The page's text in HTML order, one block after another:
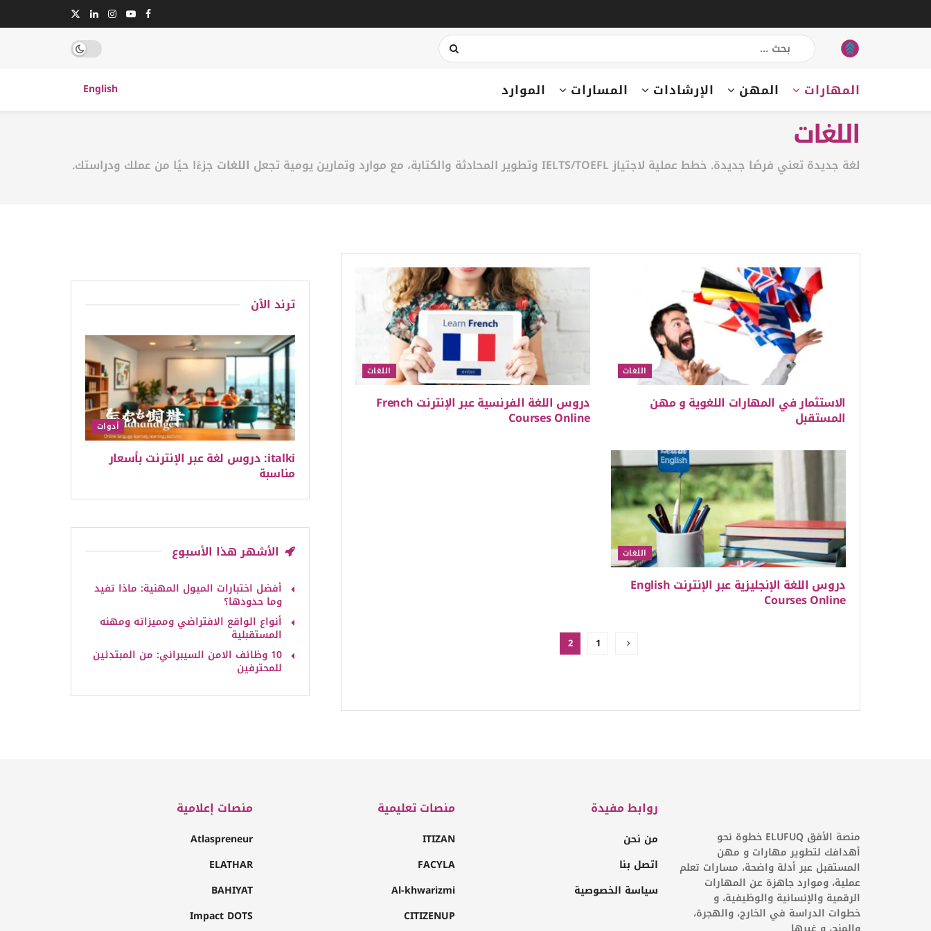
المهارات المهن الإرشادات المسارات الموارد English
اللغات
لغة جديدة تعني فرصًا جديدة. خطط عملية لاجتياز IELTS/TOEFL وتطوير المحادثة والكتابة، مع موارد وتمارين يومية تجعل اللغات جزءًا حيًا من عملك ودراستك.
اللغات
الاستثمار في المهارات اللغوية و مهن
المستقبل
اللغات
دروس اللغة الفرنسية عبر الإنترنت French
Courses Online
اللغات
دروس اللغة الإنجليزية عبر الإنترنت English
Courses Online
1
2
ترند الٱن
أدوات
italki: دروس لغة عبر الإنترنت بأسعار
مناسبة
الأشهر هذا الأسبوع
أفضل اختبارات الميول المهنية: ماذا تفيد
وما حدودها؟
أنواع الواقع الافتراضي ومميزاته ومهنه
المستقبلية
10 وظائف الامن السيبراني: من المبتدئين
للمحترفين
منصة الأفق ELUFUQ خطوة نحو
أهدافك لتطوير مهارات و مهن
المستقبل عبر أدلة واضحة، مسارات تعلم
عملية، وموارد جاهزة عن المهارات
الرقمية والإنسانية والوظيفية، و
خطوات الدراسة في الخارج، والهجرة،
روابط مفيدة
من نحن
اتصل بنا
سياسة الخصوصية
منصات تعليمية
ITIZAN
FACYLA
Al-khwarizmi
CITIZENUP
منصات إعلامية
Atlaspreneur
ELATHAR
BAHIYAT
Impact DOTS